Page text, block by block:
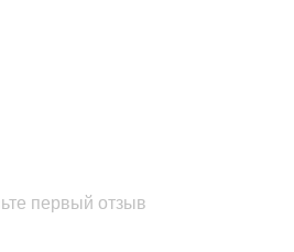
первый отзыв